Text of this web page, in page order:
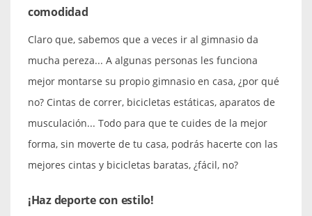
comodidad
Claro que, sabemos que a veces ir al gimnasio da
mucha pereza... A algunas personas les funciona
mejor montarse su propio gimnasio en casa, ¿por qué
no? Cintas de correr, bicicletas estáticas, aparatos de
musculación... Todo para que te cuides de la mejor
forma, sin moverte de tu casa, podrás hacerte con las
mejores cintas y bicicletas baratas, ¿fácil, no?
¡Haz deporte con estilo!